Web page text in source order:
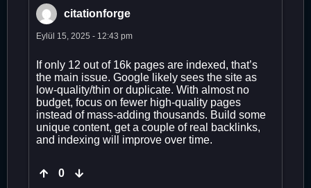
citationforge
Eylül 15, 2025 - 12:43 pm
If only 12 out of 16k pages are indexed, that’s
the main issue. Google likely sees the site as
low-quality/thin or duplicate. With almost no
budget, focus on fewer high-quality pages
instead of mass-adding thousands. Build some
unique content, get a couple of real backlinks,
and indexing will improve over time.
0